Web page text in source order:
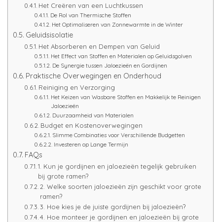
Het Creëren van een Luchtkussen
De Rol van Thermische Stoffen
Het Optimaliseren van Zonnewarmte in de Winter
Geluidsisolatie
Het Absorberen en Dempen van Geluid
Het Effect van Stoffen en Materialen op Geluidsgolven
De Synergie tussen Jaloezieën en Gordijnen
Praktische Overwegingen en Onderhoud
Reiniging en Verzorging
Het Keizen van Wasbare Stoffen en Makkelijk te Reinigen
Jaloezieën
Duurzaamheid van Materialen
Budget en Kostenoverwegingen
Slimme Combinaties voor Verschillende Budgetten
Investeren op Lange Termijn
FAQs
1. Kun je gordijnen en jaloezieën tegelijk gebruiken
bij grote ramen?
2. Welke soorten jaloezieën zijn geschikt voor grote
ramen?
3. Hoe kies je de juiste gordijnen bij jaloezieën?
4. Hoe monteer je gordijnen en jaloezieën bij grote